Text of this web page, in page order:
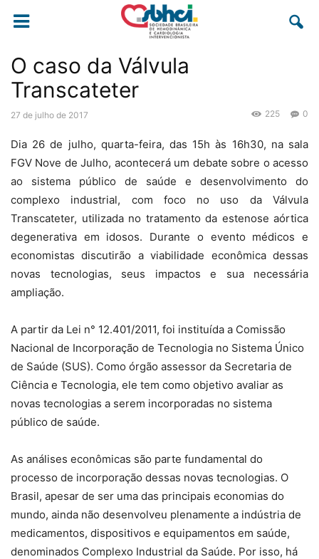
O caso da Válvula
Transcateter
27 de julho de 2017 0
225
Dia 26 de julho, quarta-feira, das 15h às 16h30, na sala
FGV Nove de Julho, acontecerá um debate sobre o acesso
ao sistema público de saúde e desenvolvimento do
complexo industrial, com foco no uso da Válvula
Transcateter, utilizada no tratamento da estenose aórtica
degenerativa em idosos. Durante o evento médicos e
economistas discutirão a viabilidade econômica dessas
novas tecnologias, seus impactos e sua necessária
ampliação.
A partir da Lei n° 12.401/2011, foi instituída a Comissão
Nacional de Incorporação de Tecnologia no Sistema Único
de Saúde (SUS). Como órgão assessor da Secretaria de
Ciência e Tecnologia, ele tem como objetivo avaliar as
novas tecnologias a serem incorporadas no sistema
público de saúde.
As análises econômicas são parte fundamental do
processo de incorporação dessas novas tecnologias. O
Brasil, apesar de ser uma das principais economias do
mundo, ainda não desenvolveu plenamente a indústria de
medicamentos, dispositivos e equipamentos em saúde,
denominados Complexo Industrial da Saúde. Por isso, há